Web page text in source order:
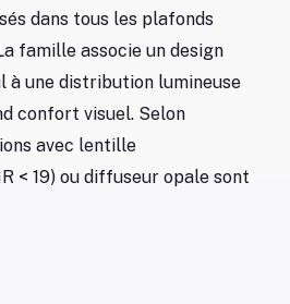
dans tous les plafonds
famille associe un design
une distribution lumineuse
confort visuel. Selon
avec lentille
< 19) ou diffuseur opale sont